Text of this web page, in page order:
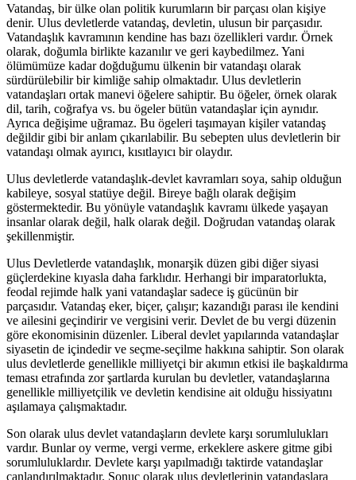
Vatandaş, bir ülke olan politik kurumların bir parçası olan kişiye
denir. Ulus devletlerde vatandaş, devletin, ulusun bir parçasıdır.
Vatandaşlık kavramının kendine has bazı özellikleri vardır. Örnek
olarak, doğumla birlikte kazanılır ve geri kaybedilmez. Yani
ölümümüze kadar doğduğumu ülkenin bir vatandaşı olarak
sürdürülebilir bir kimliğe sahip olmaktadır. Ulus devletlerin
vatandaşları ortak manevi öğelere sahiptir. Bu öğeler, örnek olarak
dil, tarih, coğrafya vs. bu ögeler bütün vatandaşlar için aynıdır.
Ayrıca değişime uğramaz. Bu ögeleri taşımayan kişiler vatandaş
değildir gibi bir anlam çıkarılabilir. Bu sebepten ulus devletlerin bir
vatandaşı olmak ayırıcı, kısıtlayıcı bir olaydır.
Ulus devletlerde vatandaşlık-devlet kavramları soya, sahip olduğun
kabileye, sosyal statüye değil. Bireye bağlı olarak değişim
göstermektedir. Bu yönüyle vatandaşlık kavramı ülkede yaşayan
insanlar olarak değil, halk olarak değil. Doğrudan vatandaş olarak
şekillenmiştir.
Ulus Devletlerde vatandaşlık, monarşik düzen gibi diğer siyasi
güçlerdekine kıyasla daha farklıdır. Herhangi bir imparatorlukta,
feodal rejimde halk yani vatandaşlar sadece iş gücünün bir
parçasıdır. Vatandaş eker, biçer, çalışır; kazandığı parası ile kendini
ve ailesini geçindirir ve vergisini verir. Devlet de bu vergi düzenin
göre ekonomisinin düzenler. Liberal devlet yapılarında vatandaşlar
siyasetin de içindedir ve seçme-seçilme hakkına sahiptir. Son olarak
ulus devletlerde genellikle milliyetçi bir akımın etkisi ile başkaldırma
teması etrafında zor şartlarda kurulan bu devletler, vatandaşlarına
genellikle milliyetçilik ve devletin kendisine ait olduğu hissiyatını
aşılamaya çalışmaktadır.
Son olarak ulus devlet vatandaşların devlete karşı sorumlulukları
vardır. Bunlar oy verme, vergi verme, erkeklere askere gitme gibi
sorumluluklardır. Devlete karşı yapılmadığı taktirde vatandaşlar
canlandırılmaktadır. Sonuç olarak ulus devletlerinin vatandaşlara